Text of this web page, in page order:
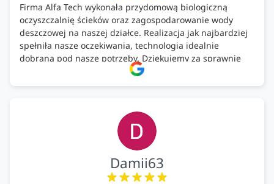
Firma Alfa Tech wykonała przydomową biologiczną
oczyszczalnię ścieków oraz zagospodarowanie wody
deszczowej na naszej działce. Realizacja jak najbardziej
spełniła nasze oczekiwania, technologia idealnie
dobrana pod nasze potrzeby. Dziękujemy za sprawnie
wykonany montaż w świetnej atmosferze! Polecam!
Damii63